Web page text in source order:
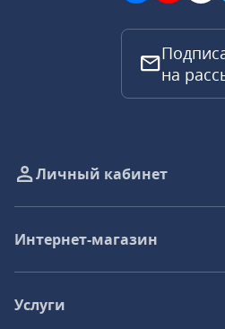
на
Личный кабинет
Интернет-магазин
Услуги